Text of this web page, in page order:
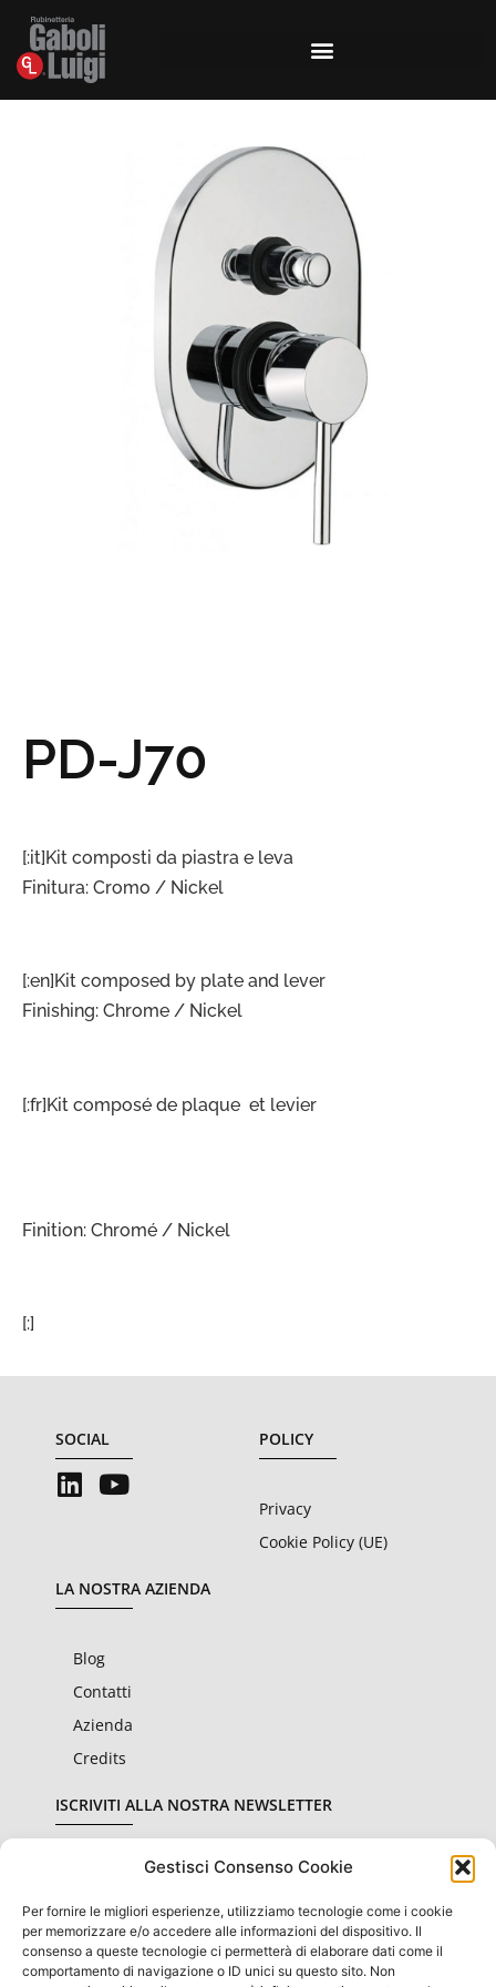
Gestisci Consenso Cookie
Per fornire le migliori esperienze, utilizziamo tecnologie come i cookie
per memorizzare e/o accedere alle informazioni del dispositivo. Il
consenso a queste tecnologie ci permetterà di elaborare dati come il
comportamento di navigazione o ID unici su questo sito. Non
PD-J70
[:it]Kit composti da piastra e leva
Finitura: Cromo / Nickel
[:en]Kit composed by plate and lever
Finishing: Chrome / Nickel
[:fr]Kit composé de plaque et levier
Finition: Chromé / Nickel
[:]
SOCIAL POLICY
Privacy
Cookie Policy (UE)
LA NOSTRA AZIENDA
Blog
Contatti
Azienda
Credits
ISCRIVITI ALLA NOSTRA NEWSLETTER
Dichiaro di aver letto e accettato le condizioni sullaprivacy
Invia